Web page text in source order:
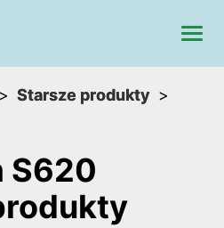
Starsze produkty
S620